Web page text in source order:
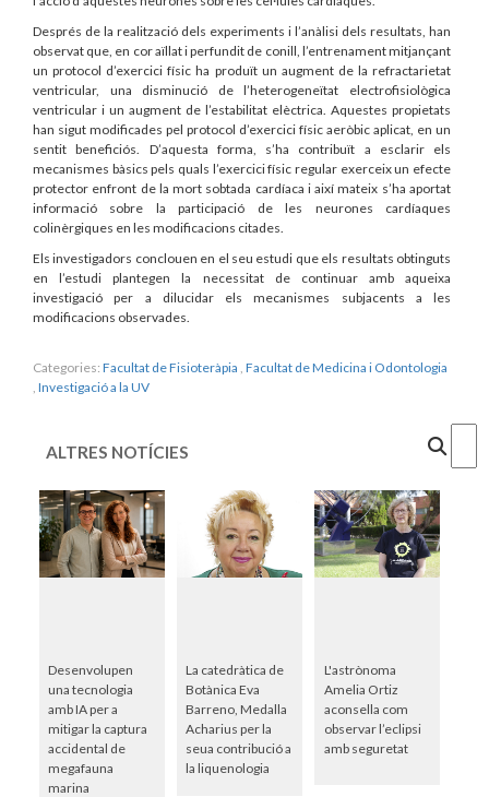
Després de la realització dels experiments i l’anàlisi dels resultats, han
observat que, en cor aïllat i perfundit de conill, l’entrenament mitjançant
un protocol d’exercici físic ha produït un augment de la refractarietat
ventricular, una disminució de l’heterogeneïtat electrofisiològica
ventricular i un augment de l’estabilitat elèctrica. Aquestes propietats
han sigut modificades pel protocol d’exercici físic aeròbic aplicat, en un
sentit beneficiós. D’aquesta forma, s’ha contribuït a esclarir els
mecanismes bàsics pels quals l’exercici físic regular exerceix un efecte
protector enfront de la mort sobtada cardíaca i així mateix s’ha aportat
informació sobre la participació de les neurones cardíaques
colinèrgiques en les modificacions citades.
Els investigadors conclouen en el seu estudi que els resultats obtinguts
en l’estudi plantegen la necessitat de continuar amb aqueixa
investigació per a dilucidar els mecanismes subjacents a les
modificacions observades.
Categories: Facultat de Fisioteràpia Facultat de Medicina i Odontologia
Investigació a la UV
ALTRES NOTÍCIES
Desenvolupen
una tecnologia
amb IA per a
mitigar la captura
accidental de
megafauna
marina
La catedràtica de
Botànica Eva
Barreno, Medalla
Acharius per la
seua contribució a
la liquenologia
L'astrònoma
Amelia Ortiz
aconsella com
observar l’eclipsi
amb seguretat